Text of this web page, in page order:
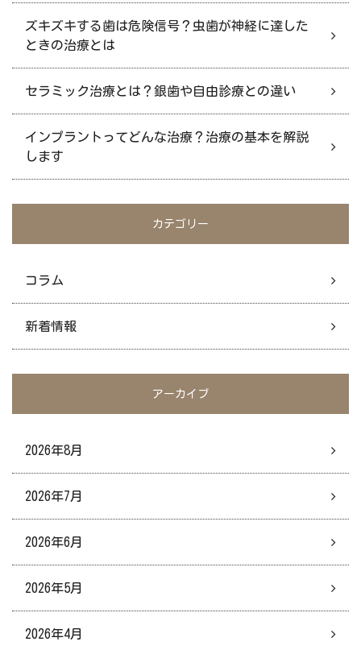
ズキズキする歯は危険信号？虫歯が神経に達した
ときの治療とは
セラミック治療とは？銀歯や自由診療との違い
インプラントってどんな治療？治療の基本を解説
します
カテゴリー
コラム
新着情報
アーカイブ
2026年8月
2026年7月
2026年6月
2026年5月
2026年4月